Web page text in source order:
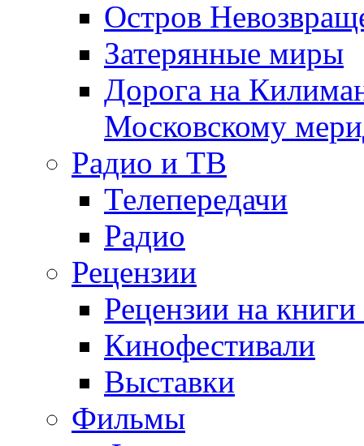
Остров
Затерянные миры
Дорога на
Московскому
Радио и ТВ
Телепередачи
Радио
Рецензии
Рецензии на
Кинофестивали
Выставки
Фильмы